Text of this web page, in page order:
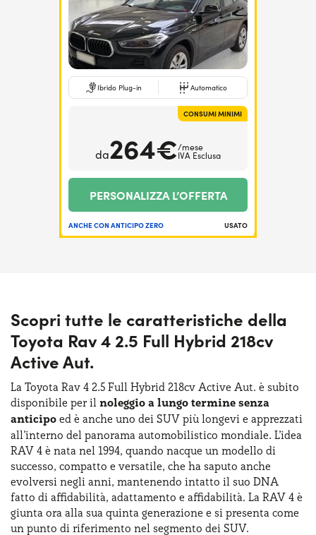
Ibrido Plug-in Automatico
CONSUMI MINIMI
da264€/mese
IVA Esclusa
PERSONALIZZA L’OFFERTA
ANCHE CON ANTICIPO ZERO USATO
Scopri tutte le caratteristiche della
Toyota Rav 4 2.5 Full Hybrid 218cv
Active Aut.
La Toyota Rav 4 2.5 Full Hybrid 218cv Active Aut. è subito
disponibile per il noleggio a lungo termine senza
anticipo ed è anche uno dei SUV più longevi e apprezzati
all’interno del panorama automobilistico mondiale. L’idea
RAV 4 è nata nel 1994, quando nacque un modello di
successo, compatto e versatile, che ha saputo anche
evolversi negli anni, mantenendo intatto il suo DNA
fatto di affidabilità, adattamento e affidabilità. La RAV 4 è
giunta ora alla sua quinta generazione e si presenta come
un punto di riferimento nel segmento dei SUV.